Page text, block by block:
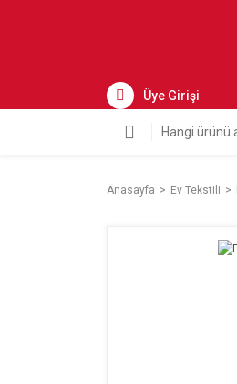
Üye Girişi
Anasayfa Ev Tekstili